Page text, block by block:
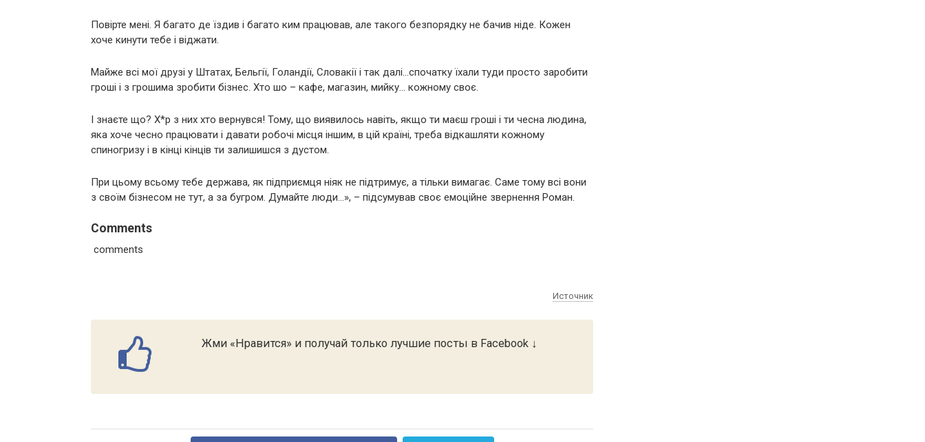
Повірте мені. Я багато де їздив і багато ким працював, але такого безпорядку не бачив ніде. Кожен
хоче кинути тебе і віджати.
Майже всі мої друзі у Штатах, Бельгії, Голандії, Словакії і так далі…спочатку їхали туди просто заробити
гроші і з грошима зробити бізнес. Хто шо – кафе, магазин, мийку… кожному своє.
І знаєте що? Х*р з них хто вернувся! Тому, що виявилось навіть, якщо ти маєш гроші і ти чесна людина,
яка хоче чесно працювати і давати робочі місця іншим, в цій країні, треба відкашляти кожному
спиногризу і в кінці кінців ти залишишся з дустом.
При цьому всьому тебе держава, як підприємця ніяк не підтримує, а тільки вимагає. Саме тому всі вони
з своїм бізнесом не тут, а за бугром. Думайте люди…», – підсумував своє емоційне звернення Роман.
Comments
comments
Источник
Жми «Нравится» и получай только лучшие посты в Facebook ↓